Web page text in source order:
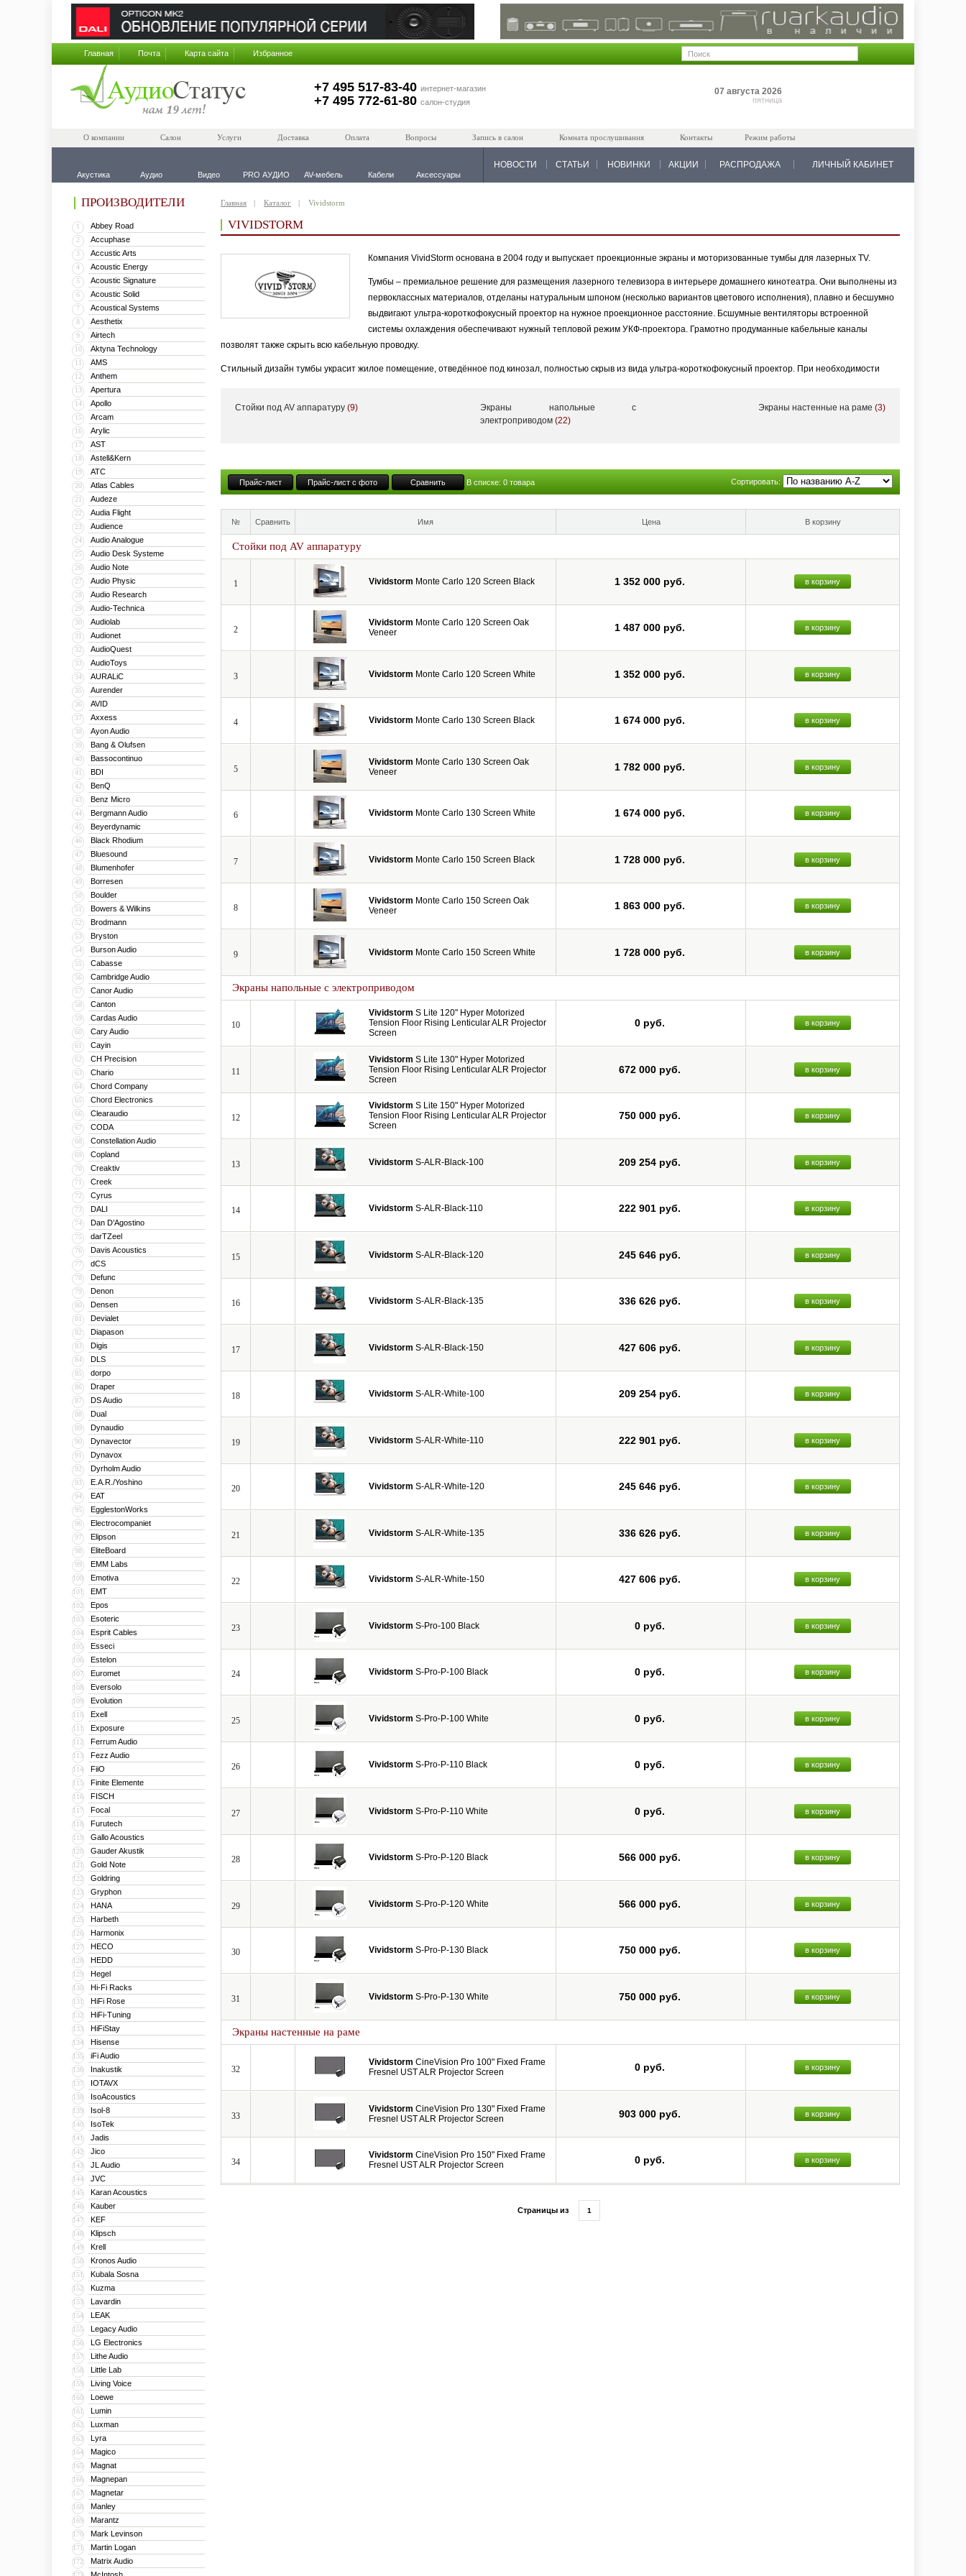
Главная Почта Карта сайта Избранное
+7 495 517-83-40 интернет-магазин
+7 495 772-61-80 салон-студия
07 августа 2026
пятница
О компании Салон Услуги Доставка Оплата Вопросы Запись в салон Комната прослушивания Контакты Режим работы
Акустика Аудио Видео PRO АУДИО AV-мебель Кабели Аксессуары
НОВОСТИ СТАТЬИ НОВИНКИ АКЦИИ РАСПРОДАЖА ЛИЧНЫЙ КАБИНЕТ
ПРОИЗВОДИТЕЛИ
1 Abbey Road
2 Accuphase
3 Accustic Arts
4 Acoustic Energy
5 Acoustic Signature
6 Acoustic Solid
7 Acoustical Systems
8 Aesthetix
9 Airtech
10 Aktyna Technology
11 AMS
12 Anthem
13 Apertura
14 Apollo
15 Arcam
16 Arylic
17 AST
18 Astell&Kern
19 ATC
20 Atlas Cables
21 Audeze
22 Audia Flight
23 Audience
24 Audio Analogue
25 Audio Desk Systeme
26 Audio Note
27 Audio Physic
28 Audio Research
29 Audio-Technica
30 Audiolab
31 Audionet
32 AudioQuest
33 AudioToys
34 AURALiC
35 Aurender
36 AVID
37 Axxess
38 Ayon Audio
39 Bang & Olufsen
40 Bassocontinuo
41 BDI
42 BenQ
43 Benz Micro
44 Bergmann Audio
45 Beyerdynamic
46 Black Rhodium
47 Bluesound
48 Blumenhofer
49 Borresen
50 Boulder
51 Bowers & Wilkins
52 Brodmann
53 Bryston
54 Burson Audio
55 Cabasse
56 Cambridge Audio
57 Canor Audio
58 Canton
59 Cardas Audio
60 Cary Audio
61 Cayin
62 CH Precision
63 Chario
64 Chord Company
65 Chord Electronics
66 Clearaudio
67 CODA
68 Constellation Audio
69 Copland
70 Creaktiv
71 Creek
72 Cyrus
73 DALI
74 Dan D’Agostino
75 darTZeel
76 Davis Acoustics
77 dCS
78 Defunc
79 Denon
80 Densen
81 Devialet
82 Diapason
83 Digis
84 DLS
85 dorpo
86 Draper
87 DS Audio
88 Dual
89 Dynaudio
90 Dynavector
91 Dynavox
92 Dyrholm Audio
93 E.A.R./Yoshino
94 EAT
95 EgglestonWorks
96 Electrocompaniet
97 Elipson
98 EliteBoard
99 EMM Labs
100 Emotiva
101 EMT
102 Epos
103 Esoteric
104 Esprit Cables
105 Esseci
106 Estelon
107 Euromet
108 Eversolo
109 Evolution
110 Exell
111 Exposure
112 Ferrum Audio
113 Fezz Audio
114 FiiO
115 Finite Elemente
116 FISCH
117 Focal
118 Furutech
119 Gallo Acoustics
120 Gauder Akustik
121 Gold Note
122 Goldring
123 Gryphon
124 HANA
125 Harbeth
126 Harmonix
127 HECO
128 HEDD
129 Hegel
130 Hi-Fi Racks
131 HiFi Rose
132 HiFi-Tuning
133 HiFiStay
134 Hisense
135 iFi Audio
136 Inakustik
137 IOTAVX
138 IsoAcoustics
139 Isol-8
140 IsoTek
141 Jadis
142 Jico
143 JL Audio
144 JVC
145 Karan Acoustics
146 Kauber
147 KEF
148 Klipsch
149 Krell
150 Kronos Audio
151 Kubala Sosna
152 Kuzma
153 Lavardin
154 LEAK
155 Legacy Audio
156 LG Electronics
157 Lithe Audio
158 Little Lab
159 Living Voice
160 Loewe
161 Lumin
162 Luxman
163 Lyra
164 Magico
165 Magnat
166 Magnepan
167 Magnetar
168 Manley
169 Marantz
170 Mark Levinson
171 Martin Logan
172 Matrix Audio
Главная Каталог Vividstorm
VIVIDSTORM
Компания VividStorm основана в 2004 году и выпускает проекционные экраны и моторизованные тумбы для лазерных TV.
Тумбы – премиальное решение для размещения лазерного телевизора в интерьере домашнего кинотеатра. Они выполнены из
первоклассных материалов, отделаны натуральным шпоном (несколько вариантов цветового исполнения), плавно и бесшумно
выдвигают ультра-короткофокусный проектор на нужное проекционное расстояние. Бсшумные вентиляторы встроенной
системы охлаждения обеспечивают нужный тепловой режим УКФ-проектора. Грамотно продуманные кабельные каналы
позволят также скрыть всю кабельную проводку.
Стильный дизайн тумбы украсит жилое помещение, отведённое под кинозал, полностью скрыв из вида ультра-короткофокусный проектор. При необходимости
Кроме того, компания VividStorm предлагает на рынке широкий ассортимент экранов, включая уникальные ALR-экраны для ультра-короткофокусной проекции, в том
числе моторизованные и встраиваемые – как в потолок, так и в мебель (выезжающие вверх). А помимо всего прочего – в портфолио VividStorm есть ALR-экраны
Стойки под AV аппаратуру (9)
Экраны напольные с
электроприводом (22)
Экраны настенные на раме (3)
Прайс-лист Прайс-лист с фото Сравнить В списке: 0 товара Сортировать:
№ Сравнить Имя Цена В корзину
Стойки под AV аппаратуру
1 Vividstorm Monte Carlo 120 Screen Black 1 352 000 руб. в корзину
2
Vividstorm Monte Carlo 120 Screen Oak
Veneer
1 487 000 руб. в корзину
3 Vividstorm Monte Carlo 120 Screen White 1 352 000 руб. в корзину
4 Vividstorm Monte Carlo 130 Screen Black 1 674 000 руб. в корзину
5
Vividstorm Monte Carlo 130 Screen Oak
Veneer
1 782 000 руб. в корзину
6 Vividstorm Monte Carlo 130 Screen White 1 674 000 руб. в корзину
7 Vividstorm Monte Carlo 150 Screen Black 1 728 000 руб. в корзину
8
Vividstorm Monte Carlo 150 Screen Oak
Veneer
1 863 000 руб. в корзину
9 Vividstorm Monte Carlo 150 Screen White 1 728 000 руб. в корзину
Экраны напольные с электроприводом
10
Vividstorm S Lite 120" Hyper Motorized
Tension Floor Rising Lenticular ALR Projector
Screen
0 руб. в корзину
11
Vividstorm S Lite 130" Hyper Motorized
Tension Floor Rising Lenticular ALR Projector
Screen
672 000 руб. в корзину
12
Vividstorm S Lite 150" Hyper Motorized
Tension Floor Rising Lenticular ALR Projector
Screen
750 000 руб. в корзину
13 Vividstorm S-ALR-Black-100 209 254 руб. в корзину
14 Vividstorm S-ALR-Black-110 222 901 руб. в корзину
15 Vividstorm S-ALR-Black-120 245 646 руб. в корзину
16 Vividstorm S-ALR-Black-135 336 626 руб. в корзину
17 Vividstorm S-ALR-Black-150 427 606 руб. в корзину
18 Vividstorm S-ALR-White-100 209 254 руб. в корзину
19 Vividstorm S-ALR-White-110 222 901 руб. в корзину
20 Vividstorm S-ALR-White-120 245 646 руб. в корзину
21 Vividstorm S-ALR-White-135 336 626 руб. в корзину
22 Vividstorm S-ALR-White-150 427 606 руб. в корзину
23 Vividstorm S-Pro-100 Black 0 руб. в корзину
24 Vividstorm S-Pro-P-100 Black 0 руб. в корзину
25 Vividstorm S-Pro-P-100 White 0 руб. в корзину
26 Vividstorm S-Pro-P-110 Black 0 руб. в корзину
27 Vividstorm S-Pro-P-110 White 0 руб. в корзину
28 Vividstorm S-Pro-P-120 Black 566 000 руб. в корзину
29 Vividstorm S-Pro-P-120 White 566 000 руб. в корзину
30 Vividstorm S-Pro-P-130 Black 750 000 руб. в корзину
31 Vividstorm S-Pro-P-130 White 750 000 руб. в корзину
Экраны настенные на раме
32
Vividstorm CineVision Pro 100" Fixed Frame
Fresnel UST ALR Projector Screen
0 руб. в корзину
33
Vividstorm CineVision Pro 130" Fixed Frame
Fresnel UST ALR Projector Screen
903 000 руб. в корзину
34
Vividstorm CineVision Pro 150" Fixed Frame
Fresnel UST ALR Projector Screen
0 руб. в корзину
Страницы из 1